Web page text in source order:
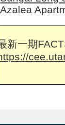
Azalea
新一期